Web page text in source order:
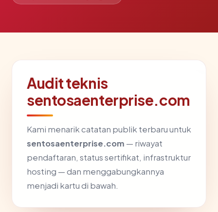
Audit teknis
sentosaenterprise.com
Kami menarik catatan publik terbaru untuk
sentosaenterprise.com — riwayat
pendaftaran, status sertifikat, infrastruktur
hosting — dan menggabungkannya
menjadi kartu di bawah.